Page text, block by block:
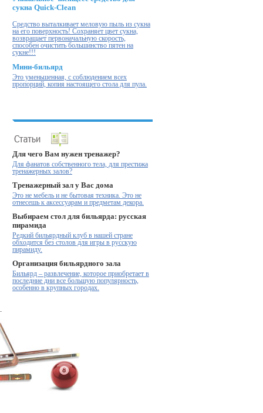
сукна Quick-Clean
Cредство выталкивает меловую пыль из сукна
на его поверхность! Cохраняет цвет сукна,
возвращает первоначальную скорость,
способен очистить большинство пятен на
сукне!!!
Мини-бильярд
Это уменьшенная, с соблюдением всех
пропорций, копия настоящего стола для пула.
Для чего Вам нужен тренажер?
Для фанатов собственного тела, для престижа
тренажерных залов?
Тренажерный зал у Вас дома
Это не мебель и не бытовая техника. Это не
отнесешь к аксессуарам и предметам декора.
Выбираем стол для бильярда: русская
пирамида
Редкий бильярдный клуб в нашей стране
обходится без столов для игры в русскую
пирамиду.
Организация бильярдного зала
Бильярд – развлечение, которое приобретает в
последние дни все большую популярность,
особенно в крупных городах.
.